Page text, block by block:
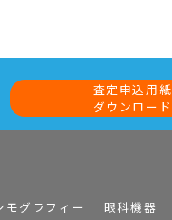
査定申込用紙
ダウンロード
モグラフィー
眼科機器